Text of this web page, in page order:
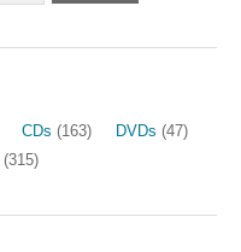
CDs (163) DVDs (47)
(315)